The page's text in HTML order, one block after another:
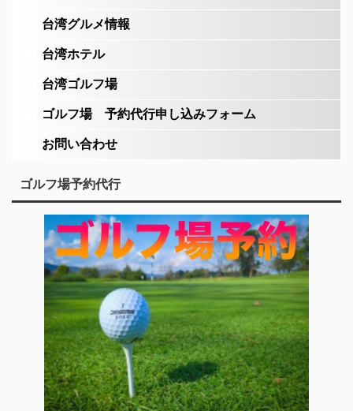
台湾グルメ情報
台湾ホテル
台湾ゴルフ場
ゴルフ場 予約代行申し込みフォーム
お問い合わせ
ゴルフ場予約代行